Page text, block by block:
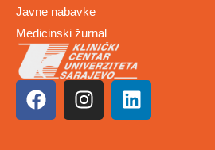
Javne nabavke
Medicinski žurnal